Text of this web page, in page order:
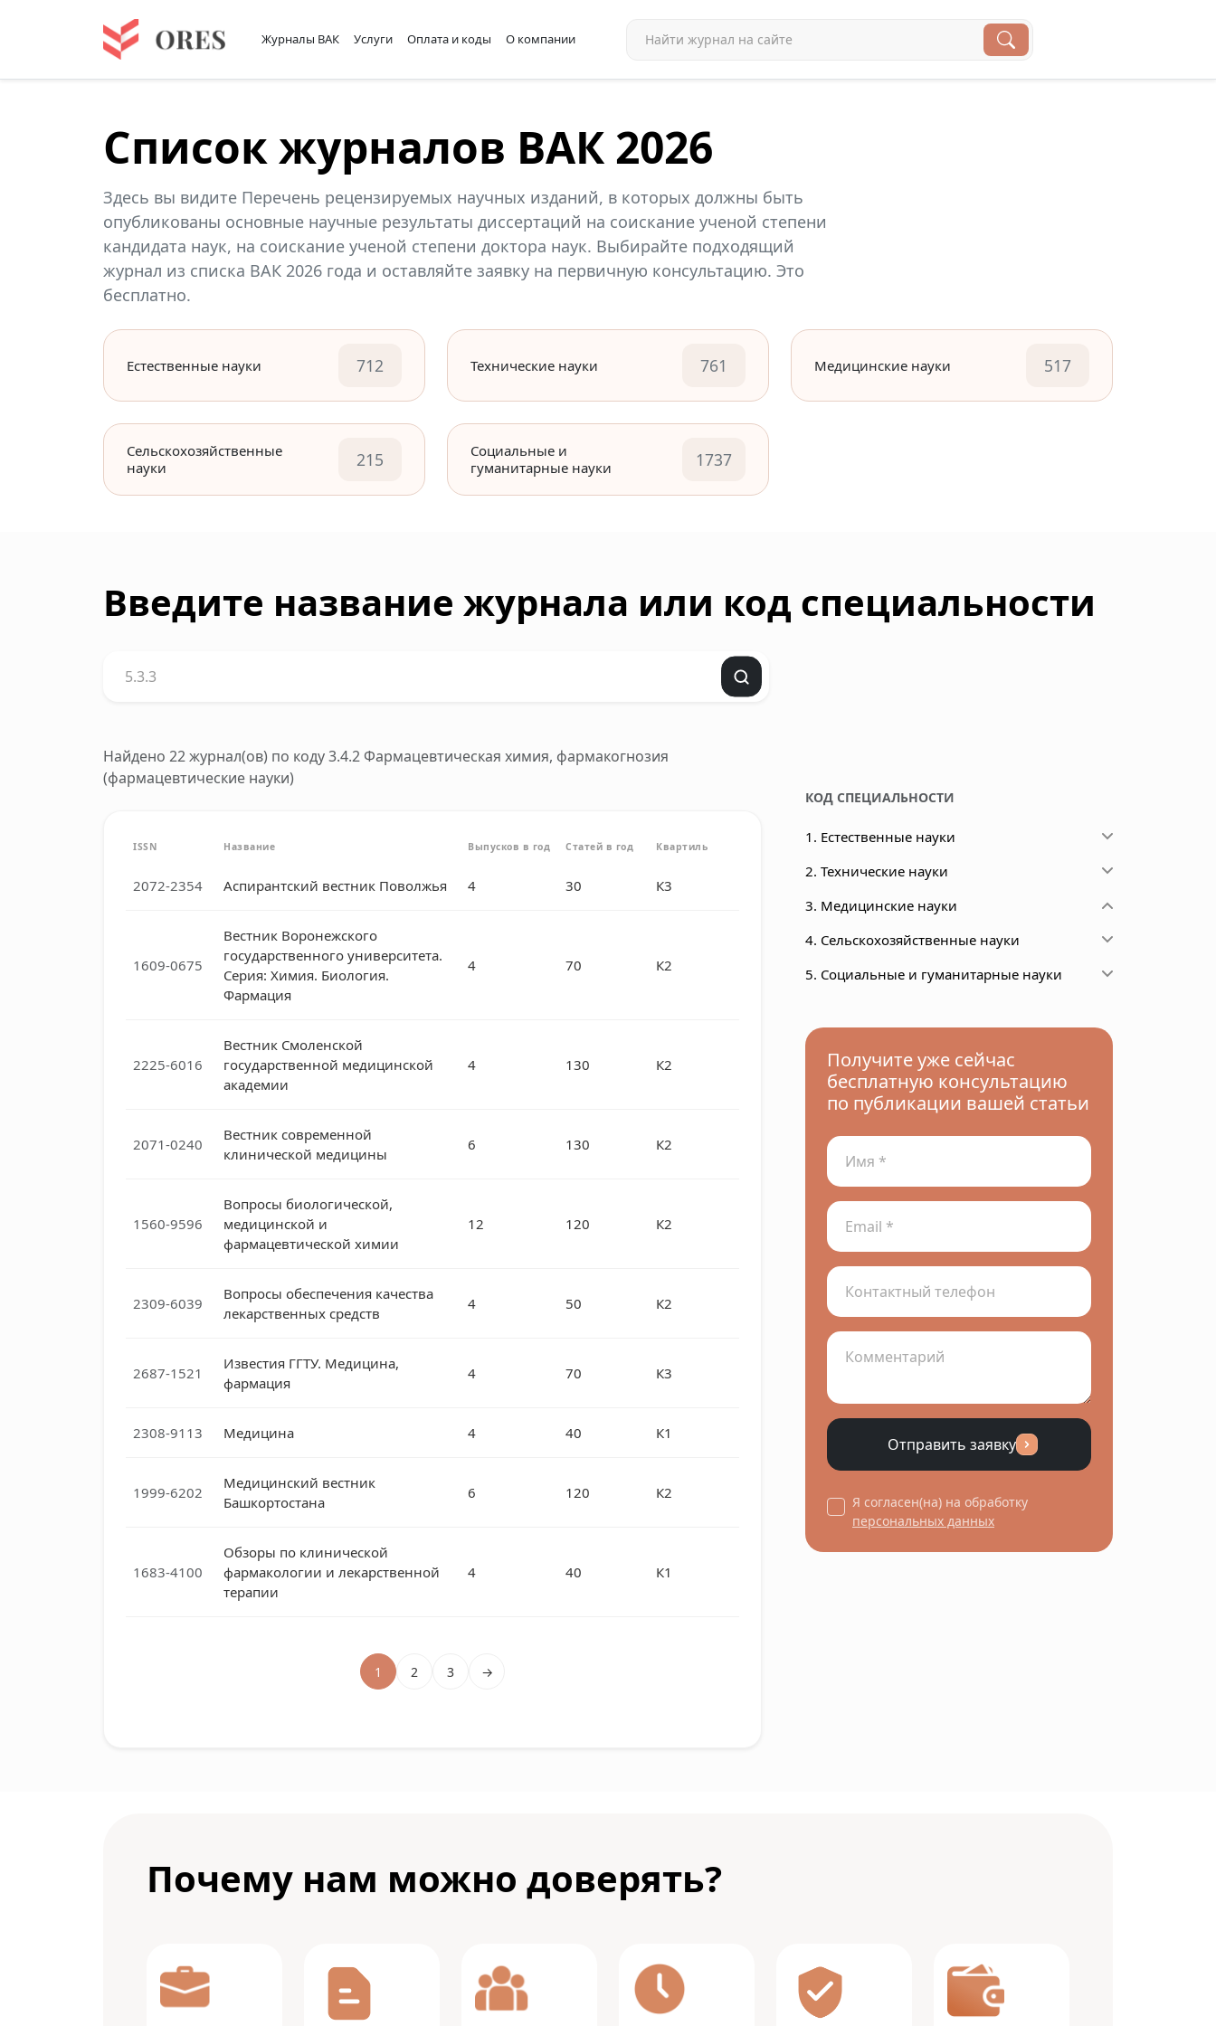
Журналы ВАК Услуги Оплата и коды О компании
Список журналов ВАК 2026
Здесь вы видите Перечень рецензируемых научных изданий, в которых должны быть
опубликованы основные научные результаты диссертаций на соискание ученой степени
кандидата наук, на соискание ученой степени доктора наук. Выбирайте подходящий
журнал из списка ВАК 2026 года и оставляйте заявку на первичную консультацию. Это
бесплатно.
Естественные науки 712 Технические науки 761 Медицинские науки 517
Сельскохозяйственные
науки
215
Социальные и
гуманитарные науки
1737
Введите название журнала или код специальности
Найдено 22 журнал(ов) по коду 3.4.2 Фармацевтическая химия, фармакогнозия
(фармацевтические науки)
ISSN Название Выпусков в год Статей в год Квартиль
2072-2354 Аспирантский вестник Поволжья 4 30 К3
1609-0675
Вестник Воронежского
государственного университета.
Серия: Химия. Биология.
Фармация
4 70 К2
2225-6016
Вестник Смоленской
государственной медицинской
академии
4 130 К2
2071-0240
Вестник современной
клинической медицины
6 130 К2
1560-9596
Вопросы биологической,
медицинской и
фармацевтической химии
12 120 К2
2309-6039
Вопросы обеспечения качества
лекарственных средств
4 50 К2
2687-1521
Известия ГГТУ. Медицина,
фармация
4 70 К3
2308-9113 Медицина 4 40 К1
1999-6202
Медицинский вестник
Башкортостана
6 120 К2
1683-4100
Обзоры по клинической
фармакологии и лекарственной
терапии
4 40 К1
1 2 3 →
КОД СПЕЦИАЛЬНОСТИ
1. Естественные науки
2. Технические науки
3. Медицинские науки
4. Сельскохозяйственные науки
5. Социальные и гуманитарные науки
Получите уже сейчас
бесплатную консультацию
по публикации вашей статьи
Отправить заявку
Я согласен(на) на обработку
персональных данных
Почему нам можно доверять?